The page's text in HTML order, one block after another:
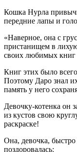
Кошка Нурла
передние лапы и
«Наверное, она с
пристанищем в
своих любимых книг
Книг этих было
Поэтому Даро знал
память у него
Девочку-котенка он
из кустов свою
раскраске!
Она, девочка,
поздоровалась: